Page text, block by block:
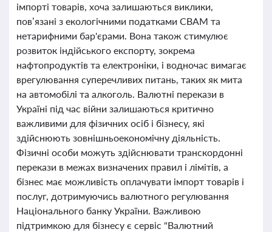
імпорті товарів, хоча залишаються виклики,
пов’язані з екологічними податками CBAM та
нетарифними бар'єрами. Вона також стимулює
розвиток індійського експорту, зокрема
нафтопродуктів та електроніки, і водночас вимагає
врегулювання суперечливих питань, таких як мита
на автомобілі та алкоголь. Валютні перекази в
Україні під час війни залишаються критично
важливими для фізичних осіб і бізнесу, які
здійснюють зовнішньоекономічну діяльність.
Фізичні особи можуть здійснювати транскордонні
перекази в межах визначених правил і лімітів, а
бізнес має можливість оплачувати імпорт товарів і
послуг, дотримуючись валютного регулювання
Національного банку України. Важливою
підтримкою для бізнесу є сервіс "Валютний